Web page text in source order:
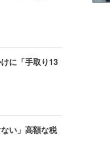
に「手取り13
い」高額な税